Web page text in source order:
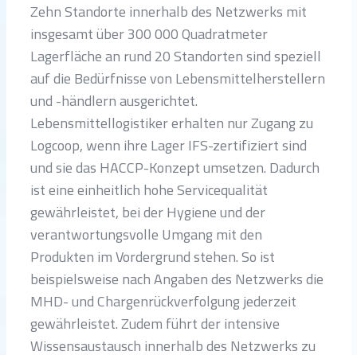
Zehn Standorte innerhalb des Netzwerks mit
insgesamt über 300 000 Quadratmeter
Lagerfläche an rund 20 Standorten sind speziell
auf die Bedürfnisse von Lebensmittelherstellern
und -händlern ausgerichtet.
Lebensmittellogistiker erhalten nur Zugang zu
Logcoop, wenn ihre Lager IFS-zertifiziert sind
und sie das HACCP-Konzept umsetzen. Dadurch
ist eine einheitlich hohe Servicequalität
gewährleistet, bei der Hygiene und der
verantwortungsvolle Umgang mit den
Produkten im Vordergrund stehen. So ist
beispielsweise nach Angaben des Netzwerks die
MHD- und Chargenrückverfolgung jederzeit
gewährleistet. Zudem führt der intensive
Wissensaustausch innerhalb des Netzwerks zu